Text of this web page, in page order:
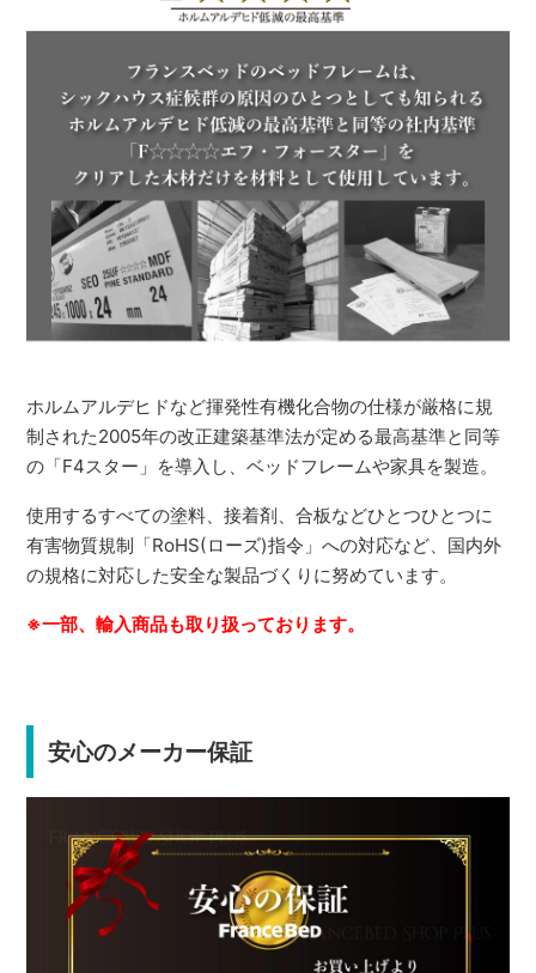
ホルムアルデヒドなど揮発性有機化合物の仕様が厳格に規
制された2005年の改正建築基準法が定める最高基準と同等
の「F4スター」を導入し、ベッドフレームや家具を製造。
使用するすべての塗料、接着剤、合板などひとつひとつに
有害物質規制「RoHS(ローズ)指令」への対応など、国内外
の規格に対応した安全な製品づくりに努めています。
※一部、輸入商品も取り扱っております。
安心のメーカー保証